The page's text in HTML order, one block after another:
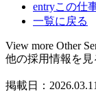
entryこの仕
一覧に戻る
View more Other
他の採用情報を見
掲載日：